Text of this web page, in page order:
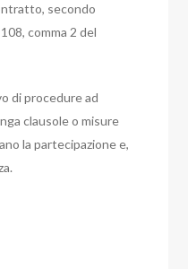
secondo
comma 2 del
di procedure ad
clausole o misure
la partecipazione e,